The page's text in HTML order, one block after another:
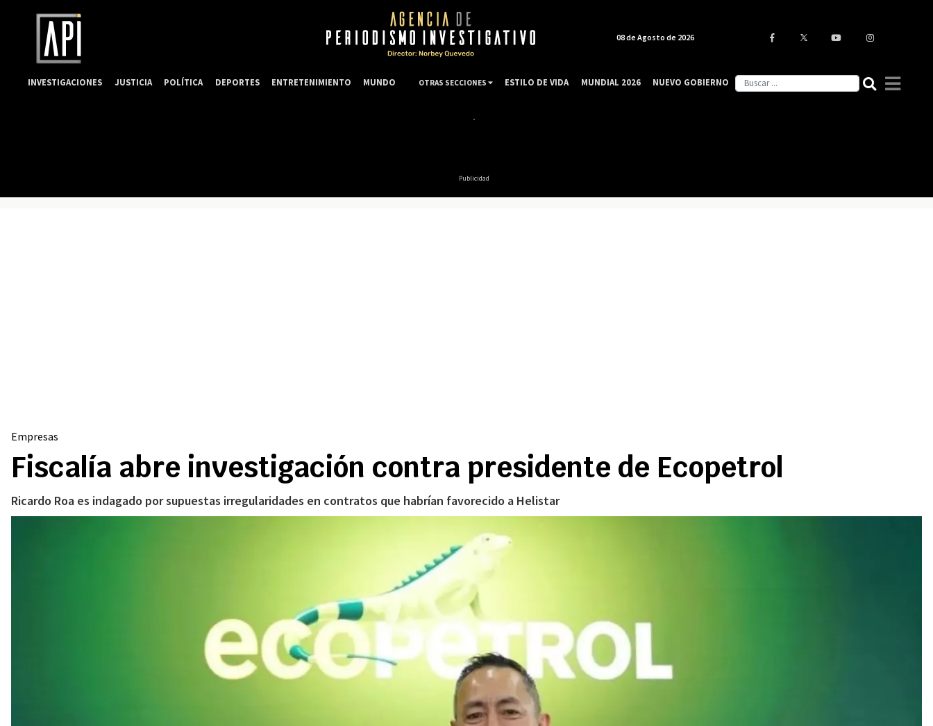
Publicidad
Empresas
Fiscalía abre investigación contra presidente de Ecopetrol
Ricardo Roa es indagado por supuestas irregularidades en contratos que habrían favorecido a Helistar
08 de Agosto de 2026
INVESTIGACIONES JUSTICIA POLÍTICA DEPORTES ENTRETENIMIENTO MUNDO OTRAS SECCIONES ESTILO DE VIDA MUNDIAL 2026 NUEVO GOBIERNO